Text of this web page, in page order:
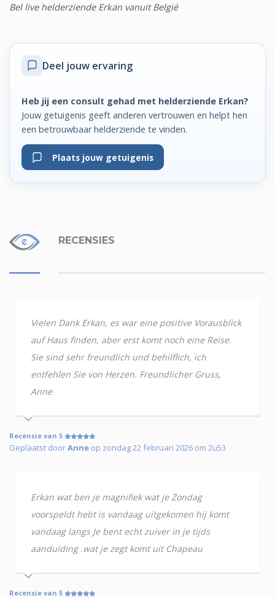
Bel live helderziende Erkan vanuit België
Deel jouw ervaring
Heb jij een consult gehad met helderziende Erkan?
Jouw getuigenis geeft anderen vertrouwen en helpt hen
een betrouwbaar helderziende te vinden.
Plaats jouw getuigenis
RECENSIES
Vielen Dank Erkan, es war eine positive Vorausblick
auf Haus finden, aber erst komt noch eine Reise.
Sie sind sehr freundlich und behilflich, ich
entfehlen Sie von Herzen. Freundlicher Gruss,
Anne
Recensie van 5
Geplaatst doorAnne op zondag 22 februari 2026 om 2u53
Erkan wat ben je magnifiek wat je Zondag
voorspeldt hebt is vandaag uitgekomen hij komt
vandaag langs Je bent echt zuiver in je tijds
aanduiding .wat je zegt komt uit Chapeau
Recensie van 5